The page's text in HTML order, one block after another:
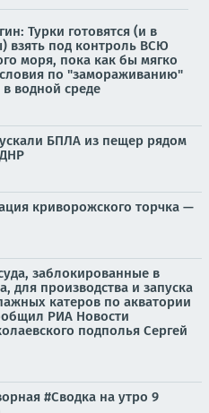
Турки готовятся (и в
взять под контроль ВСЮ
моря, пока как бы мягко
по "замораживанию"
водной среде
БПЛА из пещер рядом
криворожского торчка —
заблокированные в
для производства и запуска
катеров по акватории
РИА Новости
подполья Сергей
#Сводка на утро 9